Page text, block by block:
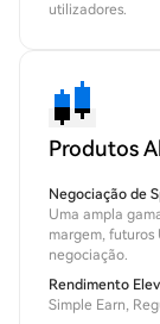
utilizadores.
Produtos
Negociação de
Uma ampla
margem, futuros
negociação.
Rendimento
Simple Earn,